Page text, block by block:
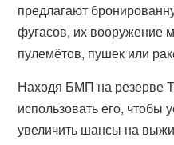
предлагают
фугасов, их вооружение
пулемётов, пушек или
Находя БМП на резерве
использовать его, чтобы
увеличить шансы на